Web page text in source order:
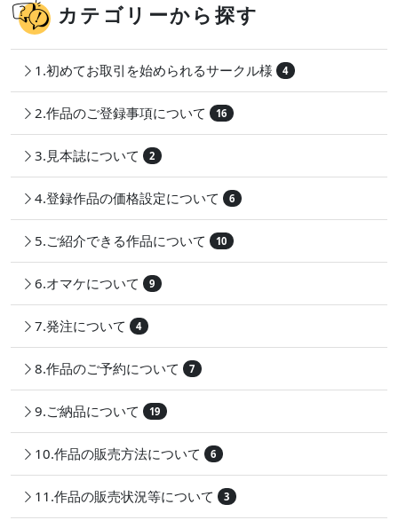
カテゴリーから探す
1.初めてお取引を始められるサークル様 4
2.作品のご登録事項について 16
3.見本誌について 2
4.登録作品の価格設定について 6
5.ご紹介できる作品について 10
6.オマケについて 9
7.発注について 4
8.作品のご予約について 7
9.ご納品について 19
10.作品の販売方法について 6
11.作品の販売状況等について 3